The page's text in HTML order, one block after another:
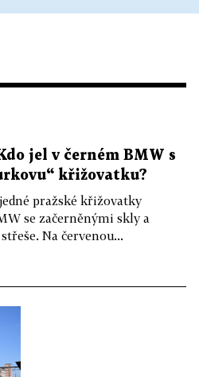
jel v černém BMW s
křižovatku?
pražské křižovatky
se začerněnými skly a
Na červenou...